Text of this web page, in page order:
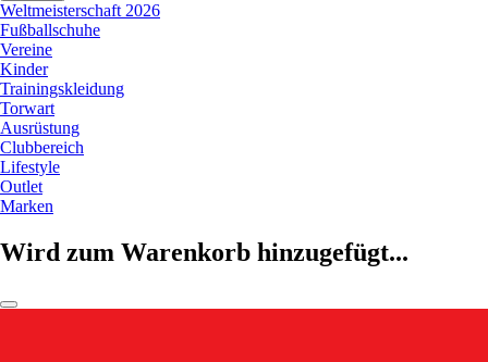
Weltmeisterschaft 2026
Fußballschuhe
Vereine
Kinder
Trainingskleidung
Torwart
Ausrüstung
Clubbereich
Lifestyle
Outlet
Marken
Wird zum Warenkorb hinzugefügt...